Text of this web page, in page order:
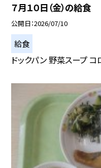
７月１０日（金）の給食
公開日 2026/07/10
給食
ドックパン 野菜スープ